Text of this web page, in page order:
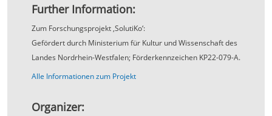
Further Information:
Zum Forschungsprojekt ‚SolutiKo‘:
Gefördert durch Ministerium für Kultur und Wissenschaft des
Landes Nordrhein-Westfalen; Förderkennzeichen KP22-079-A.
Alle Informationen zum Projekt
Organizer: